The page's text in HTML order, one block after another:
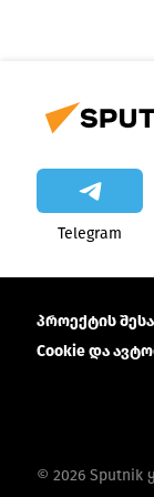
Telegram
პროექტის
Cookie და
© 2026